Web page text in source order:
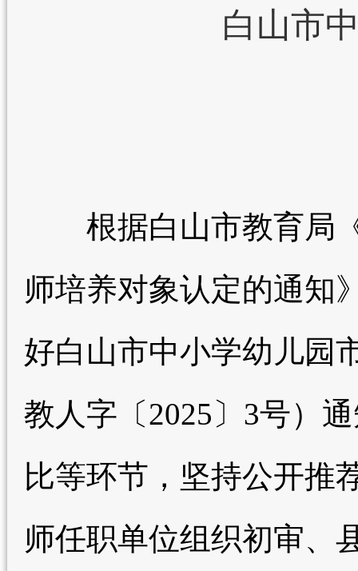
白山市
根据白山市教育局《
师培养对象认定的通知
好白山市中小学幼儿园
教人字〔2025〕3号）
比等环节，坚持公开推
师任职单位组织初审、